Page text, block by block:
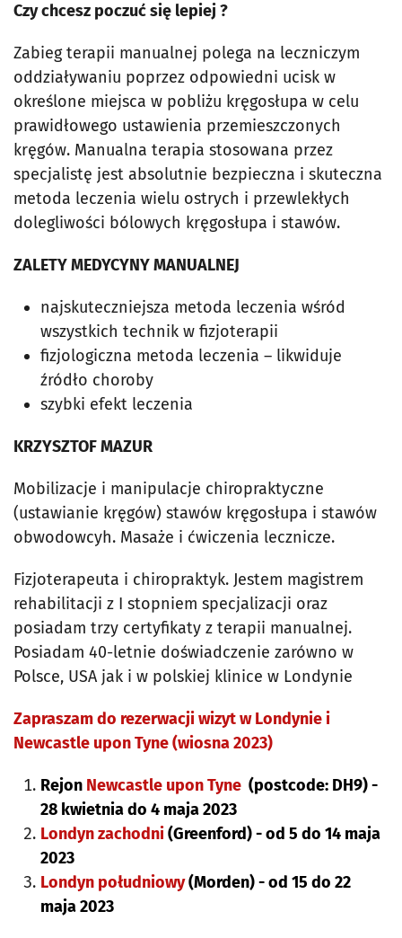
Czy chcesz poczuć się lepiej ?
Zabieg terapii manualnej polega na leczniczym
oddziaływaniu poprzez odpowiedni ucisk w
określone miejsca w pobliżu kręgosłupa w celu
prawidłowego ustawienia przemieszczonych
kręgów. Manualna terapia stosowana przez
specjalistę jest absolutnie bezpieczna i skuteczna
metoda leczenia wielu ostrych i przewlekłych
dolegliwości bólowych kręgosłupa i stawów.
ZALETY MEDYCYNY MANUALNEJ
najskuteczniejsza metoda leczenia wśród
wszystkich technik w fizjoterapii
fizjologiczna metoda leczenia – likwiduje
źródło choroby
szybki efekt leczenia
KRZYSZTOF MAZUR
Mobilizacje i manipulacje chiropraktyczne
(ustawianie kręgów) stawów kręgosłupa i stawów
obwodowcyh. Masaże i ćwiczenia lecznicze.
Fizjoterapeuta i chiropraktyk. Jestem magistrem
rehabilitacji z I stopniem specjalizacji oraz
posiadam trzy certyfikaty z terapii manualnej.
Posiadam 40-letnie doświadczenie zarówno w
Polsce, USA jak i w polskiej klinice w Londynie
Zapraszam do rezerwacji wizyt w Londynie i
Newcastle upon Tyne (wiosna 2023)
Rejon Newcastle upon Tyne (postcode: DH9) -
28 kwietnia do 4 maja 2023
Londyn zachodni(Greenford) - od 5 do 14 maja
2023
Londyn południowy(Morden) - od 15 do 22
maja 2023